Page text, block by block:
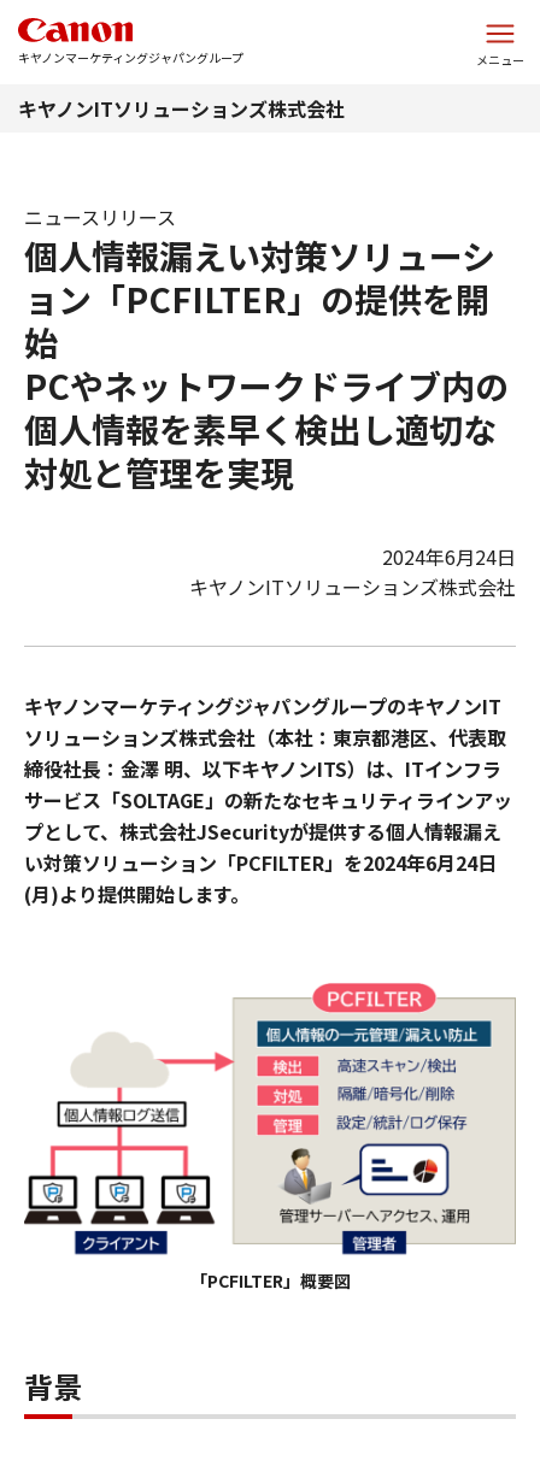
キヤノンマーケティングジャパングループ メニュー
キヤノンITソリューションズ株式会社
個人情報漏えい対策ソリューシ
ョン「PCFILTER」の提供を開
始
PCやネットワークドライブ内の
個人情報を素早く検出し適切な
対処と管理を実現
ニュースリリース
2024年6月24日
キヤノンITソリューションズ株式会社
キヤノンマーケティングジャパングループのキヤノンIT
ソリューションズ株式会社（本社：東京都港区、代表取
締役社長：金澤 明、以下キヤノンITS）は、ITインフラ
サービス「SOLTAGE」の新たなセキュリティラインアッ
プとして、株式会社JSecurityが提供する個人情報漏え
い対策ソリューション「PCFILTER」を2024年6月24日
(月)より提供開始します。
「PCFILTER」概要図
背景